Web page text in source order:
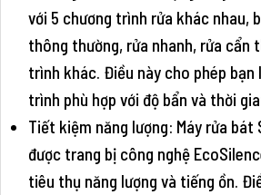
với 5 chương trình rửa khác nhau,
thông thường, rửa nhanh, rửa cẩn
trình khác. Điều này cho phép bạn
trình phù hợp với độ bẩn và thời
Tiết kiệm năng lượng: Máy rửa bát
được trang bị công nghệ
tiêu thụ năng lượng và tiếng ồn.